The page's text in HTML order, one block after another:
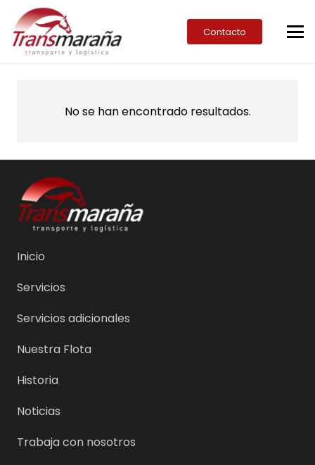
Contacto
No se han encontrado resultados.
Inicio
Servicios
Servicios adicionales
Nuestra Flota
Historia
Noticias
Trabaja con nosotros